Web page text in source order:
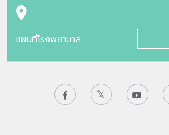
แผนที่โรงพยาบาล